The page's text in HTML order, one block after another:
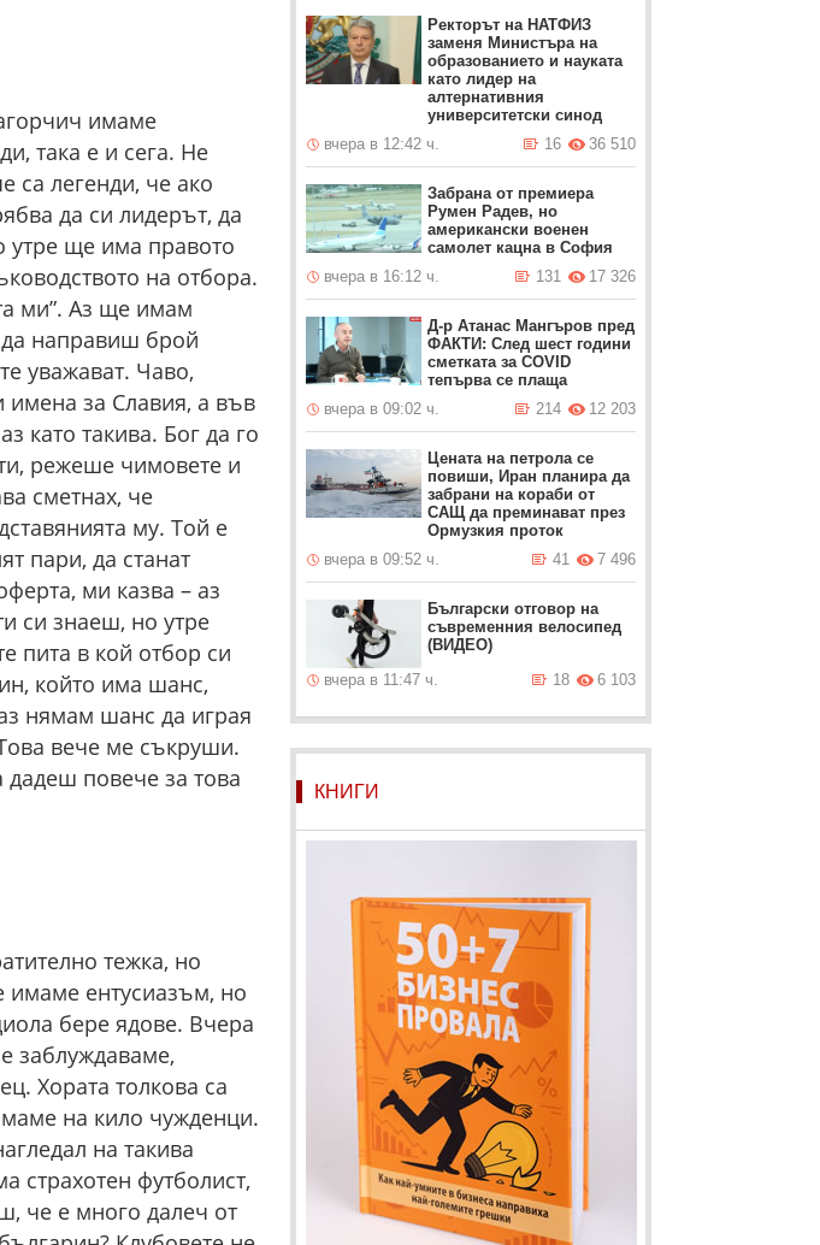
имаме
така е и сега. Не
са легенди, че ако
да си лидерът, да
ще има правото
на отбора.
ми”. Аз ще имам
да направиш брой
уважават. Чаво,
за Славия, а във
като такива. Бог да го
режеше чимовете и
сметнах, че
му. Той е
пари, да станат
ми казва – аз
си знаеш, но утре
пита в кой отбор си
който има шанс,
нямам шанс да играя
вече ме съкруши.
дадеш повече за това
тежка, но
имаме ентусиазъм, но
бере ядове. Вчера
заблуждаваме,
Хората толкова са
на кило чужденци.
на такива
страхотен футболист,
че е много далеч от
Ректорът на НАТФИЗ
заменя Министъра на
образованието и науката
като лидер на
алтернативния
университетски синод
вчера в 12:42 ч.
36 510
16
Забрана от премиера
Румен Радев, но
американски военен
самолет кацна в София
вчера в 16:12 ч.
17 326
131
Д-р Атанас Мангъров пред
ФАКТИ: След шест години
сметката за COVID
тепърва се плаща
вчера в 09:02 ч.
12 203
214
Цената на петрола се
повиши, Иран планира да
забрани на кораби от
САЩ да преминават през
Ормузкия проток
вчера в 09:52 ч.
7 496
41
Български отговор на
съвременния велосипед
(ВИДЕО)
вчера в 11:47 ч.
6 103
18
КНИГИ